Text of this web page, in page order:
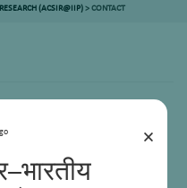
×
(ACSIR@IIP)> CONTACT